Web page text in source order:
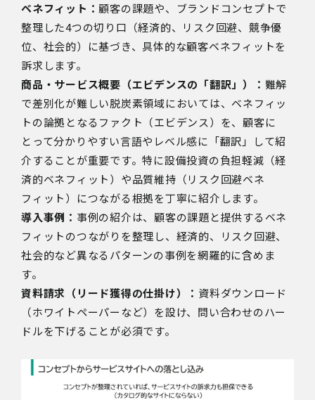
ベネフィット：顧客の課題や、ブランドコンセプトで
整理した4つの切り口（経済的、リスク回避、競争優
位、社会的）に基づき、具体的な顧客ベネフィットを
訴求します。
商品・サービス概要（エビデンスの「翻訳」）： 難解
で差別化が難しい脱炭素領域においては、ベネフィッ
トの論拠となるファクト（エビデンス）を、顧客に
とって分かりやすい言語やレベル感に「翻訳」して紹
介することが重要です。特に設備投資の負担軽減（経
済的ベネフィット）や品質維持（リスク回避ベネ
フィット）につながる根拠を丁寧に紹介します。
導入事例： 事例の紹介は、顧客の課題と提供するベネ
フィットのつながりを整理し、経済的、リスク回避、
社会的など異なるパターンの事例を網羅的に含めま
す。
資料請求（リード獲得の仕掛け）： 資料ダウンロード
（ホワイトペーパーなど）を設け、問い合わせのハー
ドルを下げることが必須です。